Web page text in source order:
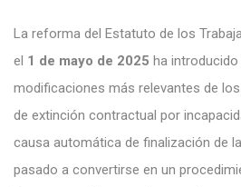
La reforma del Estatuto de los
el 1 de mayo de 2025 ha introducido
modificaciones más relevantes de
de extinción contractual por
causa automática de finalización de
pasado a convertirse en un